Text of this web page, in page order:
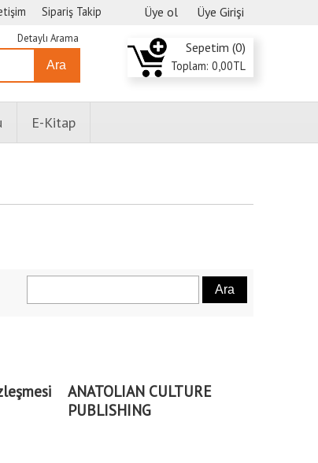
Üye ol Üye Girişi
Sipariş Takip
Ara
Detaylı Arama
Sepetim (0)
Toplam: 0,00TL
E-Kitap
ANATOLIAN CULTURE
PUBLISHING